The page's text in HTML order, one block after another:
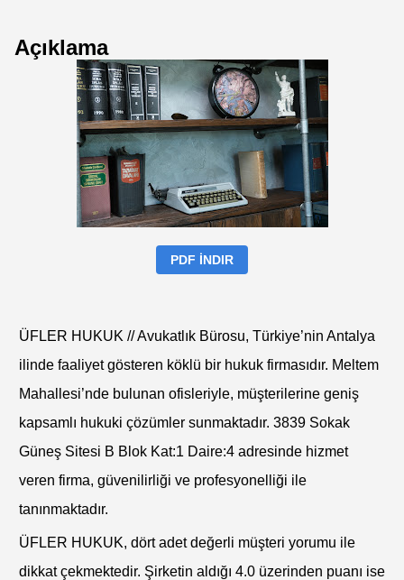
Açıklama
PDF İNDIR
ÜFLER HUKUK // Avukatlık Bürosu, Türkiye’nin Antalya
ilinde faaliyet gösteren köklü bir hukuk firmasıdır. Meltem
Mahallesi’nde bulunan ofisleriyle, müşterilerine geniş
kapsamlı hukuki çözümler sunmaktadır. 3839 Sokak
Güneş Sitesi B Blok Kat:1 Daire:4 adresinde hizmet
veren firma, güvenilirliği ve profesyonelliği ile
tanınmaktadır.
ÜFLER HUKUK, dört adet değerli müşteri yorumu ile
dikkat çekmektedir. Şirketin aldığı 4.0 üzerinden puanı ise